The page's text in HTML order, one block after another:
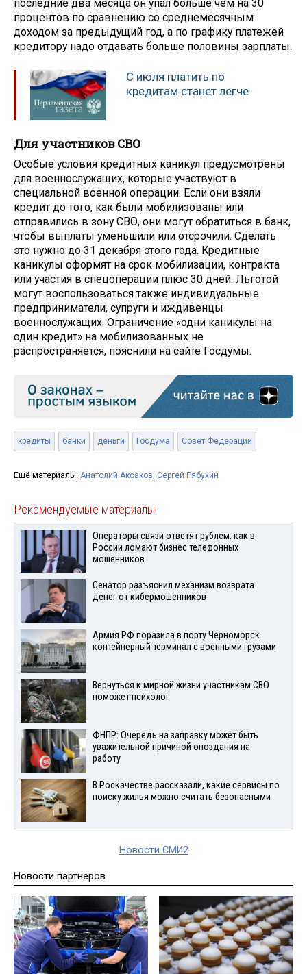
последние два месяца он упал больше чем на 30
процентов по сравнению со среднемесячным
доходом за предыдущий год, а по графику платежей
кредитору надо отдавать больше половины зарплаты.
С июля платить по
кредитам станет легче
Для участников СВО
Особые условия кредитных каникул предусмотрены
для военнослужащих, которые участвуют в
специальной военной операции. Если они взяли
кредит до того, как были мобилизованы или
отправились в зону СВО, они могут обратиться в банк,
чтобы выплаты уменьшили или отсрочили. Сделать
это нужно до 31 декабря этого года. Кредитные
каникулы оформят на срок мобилизации, контракта
или участия в спецоперации плюс 30 дней. Льготой
могут воспользоваться также индивидуальные
предприниматели, супруги и иждивенцы
военнослужащих. Ограничение «одни каникулы на
один кредит» на мобилизованных не
распространяется, пояснили на сайте Госдумы.
кредиты банки деньги Госдума Совет Федерации
Ещё материалы: Анатолий Аксаков Сергей Рябухин
Рекомендуемые материалы
Операторы связи ответят рублем: как в
России ломают бизнес телефонных
мошенников
Сенатор разъяснил механизм возврата
денег от кибермошенников
Армия РФ поразила в порту Черноморск
контейнерный терминал с военными грузами
Вернуться к мирной жизни участникам СВО
поможет психолог
ФНПР: Очередь на заправку может быть
уважительной причиной опоздания на
работу
В Роскачестве рассказали, какие сервисы по
поиску жилья можно считать безопасными
Новости СМИ2
Новости партнеров